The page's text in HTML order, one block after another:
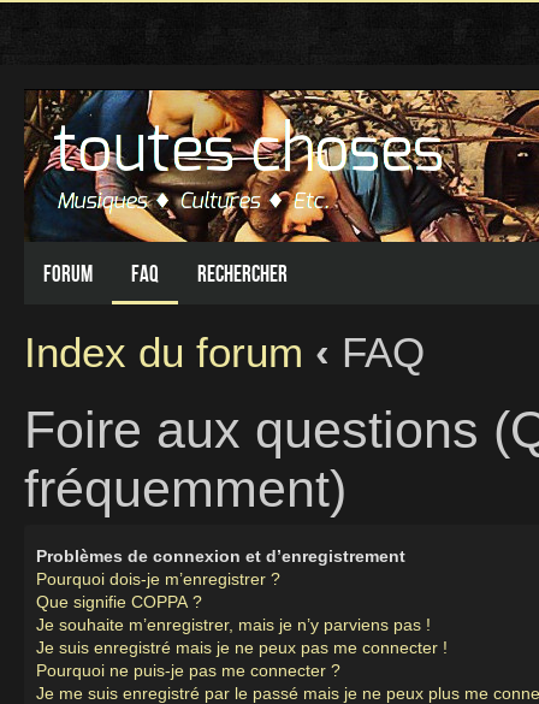
Forum FAQ Rechercher
Index du forum ‹ FAQ
Foire aux questions
fréquemment)
Problèmes de connexion et d’enregistrement
Pourquoi dois-je m’enregistrer ?
Que signifie COPPA ?
Je souhaite m’enregistrer, mais je n’y parviens pas !
Je suis enregistré mais je ne peux pas me connecter !
Pourquoi ne puis-je pas me connecter ?
Je me suis enregistré par le passé mais je ne peux plus me